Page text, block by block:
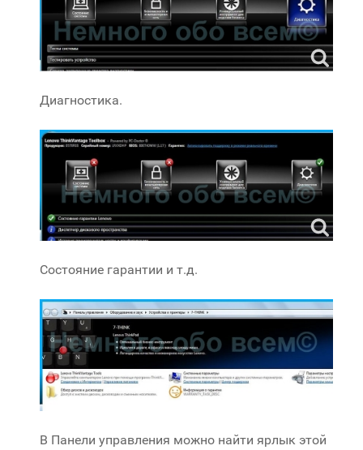
Диагностика.
Состояние гарантии и т.д.
В Панели управления можно найти ярлык этой